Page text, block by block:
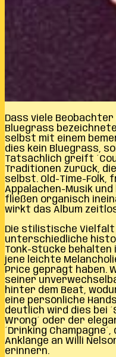
Dass viele
Bluegrass
selbst mit einem
dies kein Bluegrass,
Tatsächlich greift
Traditionen zurück,
selbst. Old-Time-Folk,
Appalachen-Musik
fließen organisch
wirkt das Album
Die stilistische
unterschiedliche
Tonk-Stücke behalten
jene leichte
Price geprägt haben.
seiner
hinter dem Beat,
eine persönliche
deutlich wird dies bei
Wrong´ oder der
´Drinking
Anklänge an Willi
erinnern.